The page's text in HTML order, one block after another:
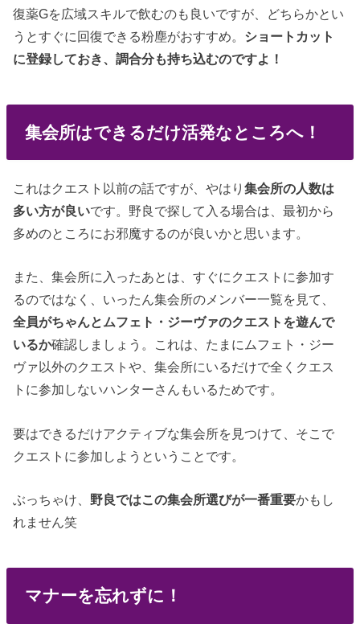
復薬Gを広域スキルで飲むのも良いですが、どちらかとい
うとすぐに回復できる粉塵がおすすめ。 ショートカット
に登録しておき、調合分も持ち込むのですよ！
集会所はできるだけ活発なところへ！
これはクエスト以前の話ですが、やはり集会所の人数は
多い方が良いです。野良で探して入る場合は、最初から
多めのところにお邪魔するのが良いかと思います。
また、集会所に入ったあとは、すぐにクエストに参加す
るのではなく、いったん集会所のメンバー一覧を見て、
全員がちゃんとムフェト・ジーヴァのクエストを遊んで
いるか確認しましょう。これは、たまにムフェト・ジー
ヴァ以外のクエストや、集会所にいるだけで全くクエス
トに参加しないハンターさんもいるためです。
要はできるだけアクティブな集会所を見つけて、そこで
クエストに参加しようということです。
ぶっちゃけ、 野良ではこの集会所選びが一番重要かもし
れません笑
マナーを忘れずに！